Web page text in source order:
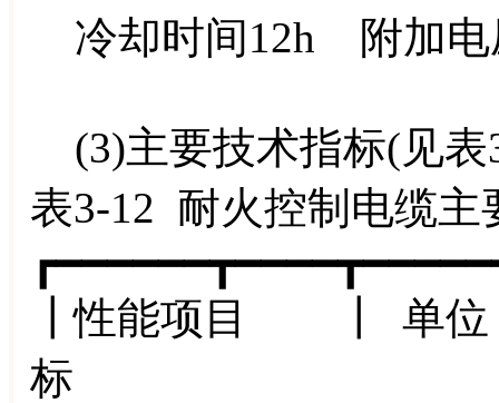
冷却时间12h 附加电
(3)主要技术指标(见表
表3-12 耐火控制电缆主
┃性能项目 ┃ 单